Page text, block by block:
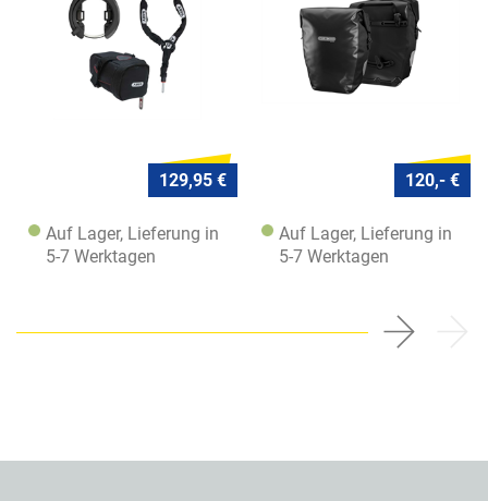
129,95 €
Auf Lager, Lieferung in
5-7 Werktagen
120,- €
Auf Lager, Lieferung in
5-7 Werktagen